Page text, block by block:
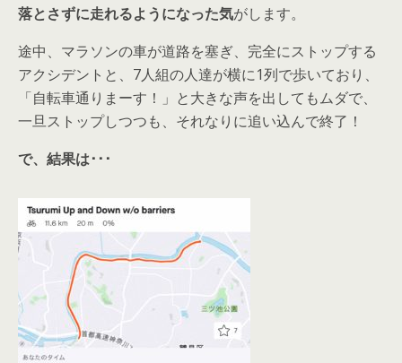
落とさずに走れるようになった気がします。
途中、マラソンの車が道路を塞ぎ、完全にストップする
アクシデントと、7人組の人達が横に1列で歩いており、
「自転車通りまーす！」と大きな声を出してもムダで、
一旦ストップしつつも、それなりに追い込んで終了！
で、結果は･･･